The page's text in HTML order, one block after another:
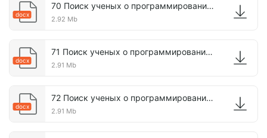
docx
70 Поиск ученых о программировании жизни.docx
2.92 Mb
docx
71 Поиск ученых о программировании жизни.docx
2.91 Mb
docx
72 Поиск ученых о программировании сознания.docx
2.91 Mb